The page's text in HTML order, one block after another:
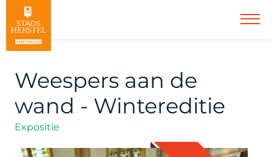
Weespers aan de
wand - Wintereditie
Expositie